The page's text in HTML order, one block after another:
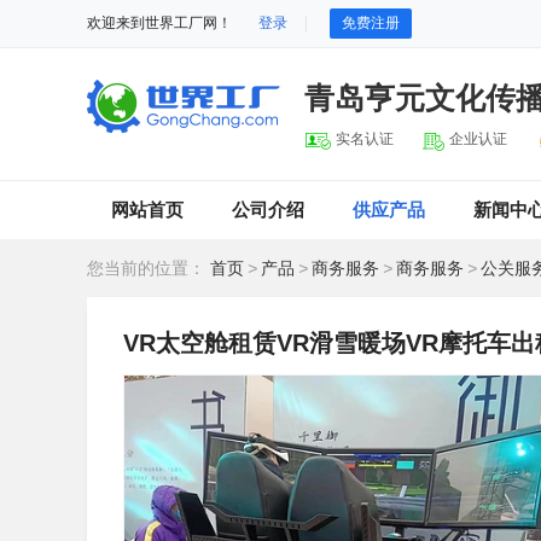
欢迎来到世界工厂网！ 登录 免费注册
青岛亨元文化传
实名认证 企业认证
网站首页 公司介绍 供应产品 新闻中
您当前的位置： 首页 > 产品 >商务服务 >商务服务 >公关服
VR太空舱租赁VR滑雪暖场VR摩托车